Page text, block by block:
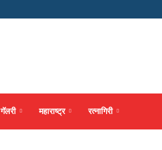
गॅलरी महाराष्ट्र रत्नागिरी